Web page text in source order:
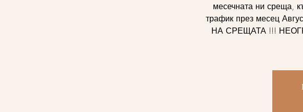
месечната ни среща,
трафик през месец
НА СРЕЩАТА !!!